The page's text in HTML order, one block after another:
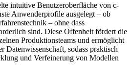
intuitive Benutzeroberfläche von c-
Anwenderprofile ausgelegt – ob
– ohne dass
sind. Diese Offenheit fördert die
Produktionsteams und ermöglicht
Datenwissenschaft, sodass praktisch
und Verfeinerung von Modellen